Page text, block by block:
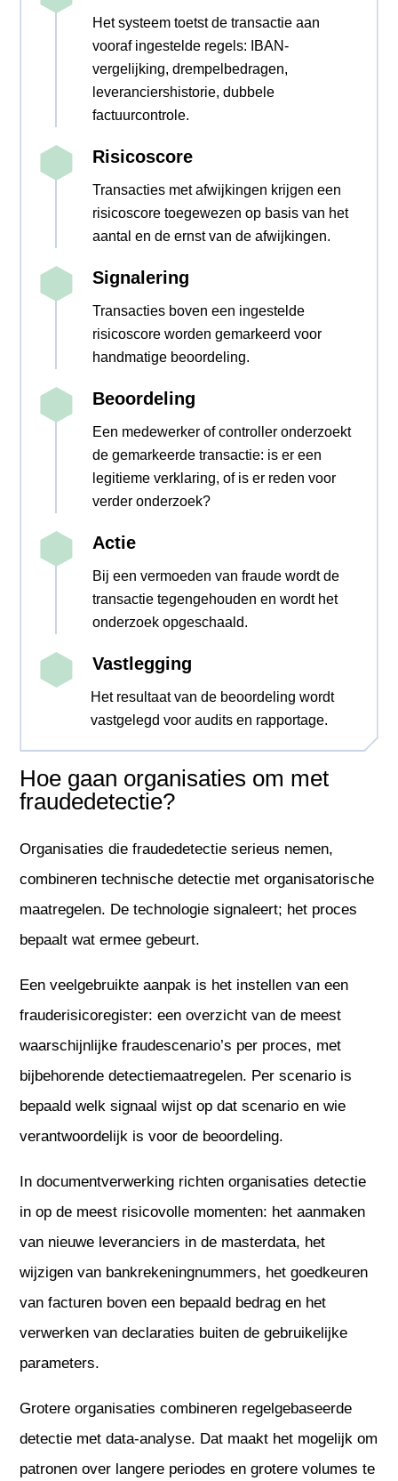
Het systeem toetst de transactie aan
vooraf ingestelde regels: IBAN-
vergelijking, drempelbedragen,
leveranciershistorie, dubbele
factuurcontrole.
Risicoscore
Transacties met afwijkingen krijgen een
risicoscore toegewezen op basis van het
aantal en de ernst van de afwijkingen.
Signalering
Transacties boven een ingestelde
risicoscore worden gemarkeerd voor
handmatige beoordeling.
Beoordeling
Een medewerker of controller onderzoekt
de gemarkeerde transactie: is er een
legitieme verklaring, of is er reden voor
verder onderzoek?
Actie
Bij een vermoeden van fraude wordt de
transactie tegengehouden en wordt het
onderzoek opgeschaald.
Vastlegging
Het resultaat van de beoordeling wordt
vastgelegd voor audits en rapportage.
Hoe gaan organisaties om met
fraudedetectie?
Organisaties die fraudedetectie serieus nemen,
combineren technische detectie met organisatorische
maatregelen. De technologie signaleert; het proces
bepaalt wat ermee gebeurt.
Een veelgebruikte aanpak is het instellen van een
frauderisicoregister: een overzicht van de meest
waarschijnlijke fraudescenario’s per proces, met
bijbehorende detectiemaatregelen. Per scenario is
bepaald welk signaal wijst op dat scenario en wie
verantwoordelijk is voor de beoordeling.
In documentverwerking richten organisaties detectie
in op de meest risicovolle momenten: het aanmaken
van nieuwe leveranciers in de masterdata, het
wijzigen van bankrekeningnummers, het goedkeuren
van facturen boven een bepaald bedrag en het
verwerken van declaraties buiten de gebruikelijke
parameters.
Grotere organisaties combineren regelgebaseerde
detectie met data-analyse. Dat maakt het mogelijk om
patronen over langere periodes en grotere volumes te